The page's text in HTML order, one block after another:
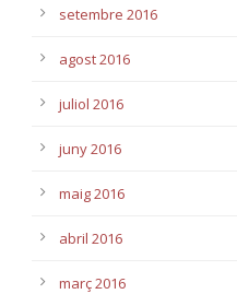
setembre 2016
agost 2016
juliol 2016
juny 2016
maig 2016
abril 2016
març 2016